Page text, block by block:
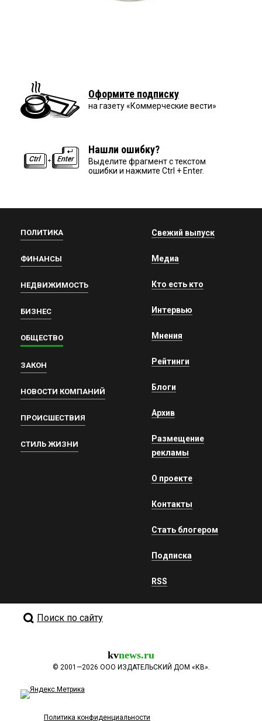
Оформите подписку
на газету «Коммерческие вести»
Нашли ошибку?
Выделите фрагмент с текстом
ошибки и нажмите Ctrl + Enter.
ПОЛИТИКА
ФИНАНСЫ
НЕДВИЖИМОСТЬ
БИЗНЕС
ОБЩЕСТВО
ЗАКОН
НОВОСТИ КОМПАНИЙ
ПРОИСШЕСТВИЯ
СТИЛЬ ЖИЗНИ
Свежий выпуск
Медиа
Кто есть кто
Интервью
Мнения
Рейтинги
Блоги
Архив
Размещение
рекламы
О проекте
Контакты
Стать блогером
Подписка
RSS
Поиск по сайту
kvnews.ru
© 2001—2026 ООО ИЗДАТЕЛЬСКИЙ ДОМ «КВ».
Политика конфиденциальности